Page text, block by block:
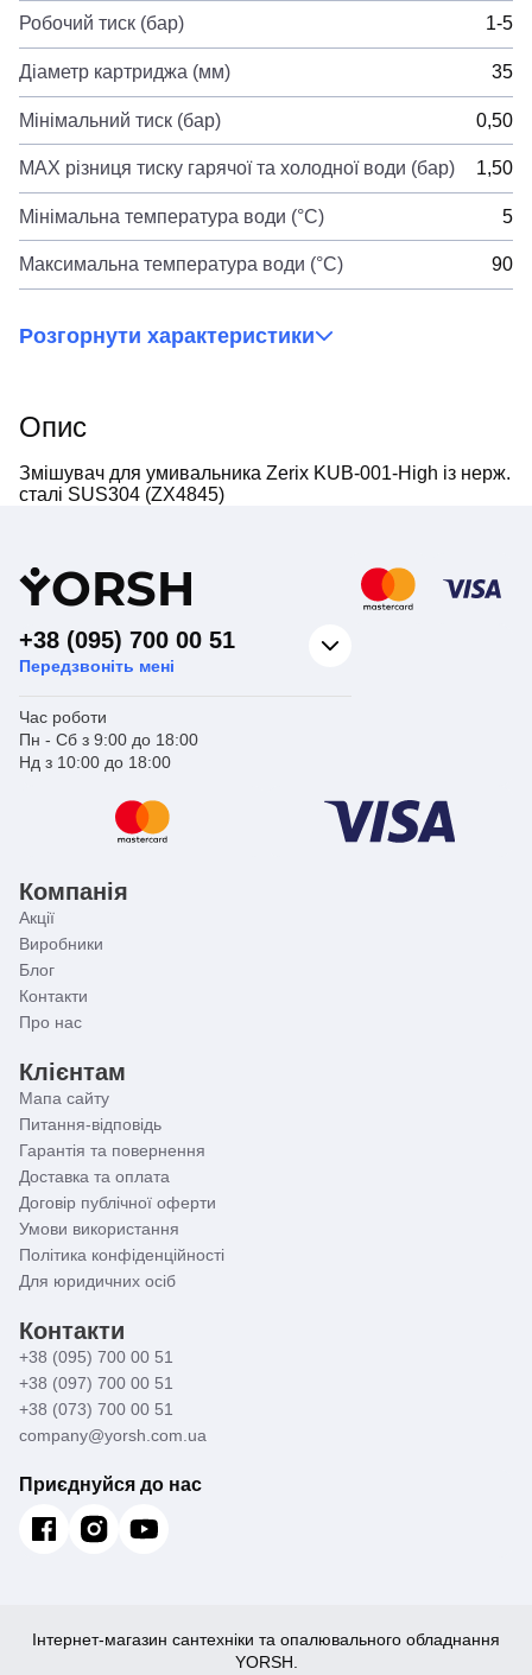
Робочий тиск (бар) 1-5
Діаметр картриджа (мм) 35
Мінімальний тиск (бар) 0,50
MAX різниця тиску гарячої та холодної води (бар) 1,50
Мінімальна температура води (°C) 5
Максимальна температура води (°C) 90
Розгорнути характеристики
Опис
Змішувач для умивальника Zerix KUB-001-High із нерж.
сталі SUS304 (ZX4845)
YORSH
+38 (095) 700 00 51
Передзвоніть мені
Час роботи
Пн - Сб з 9:00 до 18:00
Нд з 10:00 до 18:00
Компанія
Акції
Виробники
Блог
Контакти
Про нас
Клієнтам
Мапа сайту
Питання-відповідь
Гарантія та повернення
Доставка та оплата
Договір публічної оферти
Умови використання
Політика конфіденційності
Для юридичних осіб
Контакти
+38 (095) 700 00 51
+38 (097) 700 00 51
+38 (073) 700 00 51
company@yorsh.com.ua
Приєднуйся до нас
Інтернет-магазин сантехніки та опалювального обладнання
YORSH.